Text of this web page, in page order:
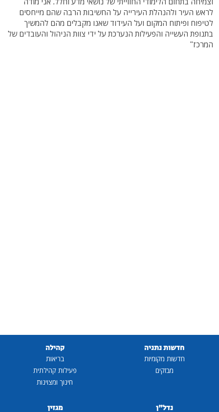
לראש העיר ולהנהלת העירייה על החשיבות הרבה שהם מייחסים
לטיפוח ופיתוח המקום ועל העידוד שאנו מקבלים מהם להמשיך
בתנופת העשייה והפעילות הנערכת על ידי צוות הניהול והעובדים של
המרכז"
חדשות נתניה
חדשות מקומיות
מבזקים
קהילה
בריאות
פעילות קהילתית
חינוך ומצוינות
נדל"ן מגזין